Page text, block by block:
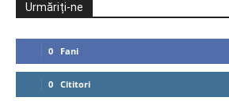
Urmăriți-ne
0 Fani
0 Cititori